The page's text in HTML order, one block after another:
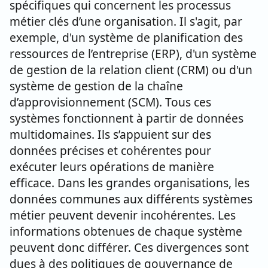
spécifiques qui concernent les processus
métier clés d’une organisation. Il s'agit, par
exemple, d'un système de planification des
ressources de l’entreprise (ERP), d'un système
de gestion de la relation client (CRM) ou d'un
système de gestion de la chaîne
d’approvisionnement (SCM). Tous ces
systèmes fonctionnent à partir de données
multidomaines. Ils s’appuient sur des
données précises et cohérentes pour
exécuter leurs opérations de manière
efficace. Dans les grandes organisations, les
données communes aux différents systèmes
métier peuvent devenir incohérentes. Les
informations obtenues de chaque système
peuvent donc différer. Ces divergences sont
dues à des politiques de gouvernance de